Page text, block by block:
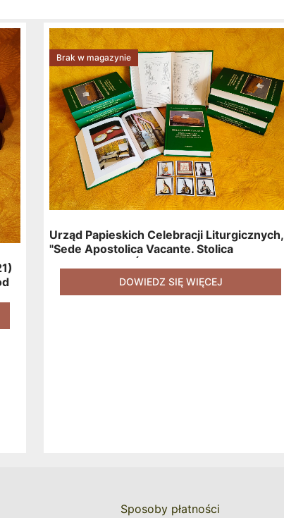
Urząd Papieskich Celebracji Liturgicznych,
"Sede Apostolica Vacante. Stolica
Apostolska Od Śmierci Jana Pawła II Do
Wyboru Benedykta XVI" [2020] + Zestaw 6
Naklejek + Książka Niespodzianka + Kod
Brak w magazynie
DOWIEDZ SIĘ WIĘCEJ
Sposoby płatności